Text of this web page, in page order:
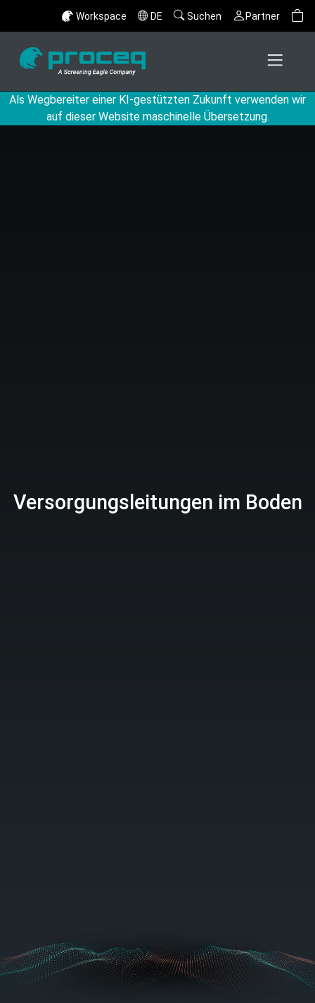
Workspace DE Suchen Partner
Als Wegbereiter einer KI-gestützten Zukunft verwenden wir
auf dieser Website maschinelle Übersetzung.
Versorgungsleitungen im Boden